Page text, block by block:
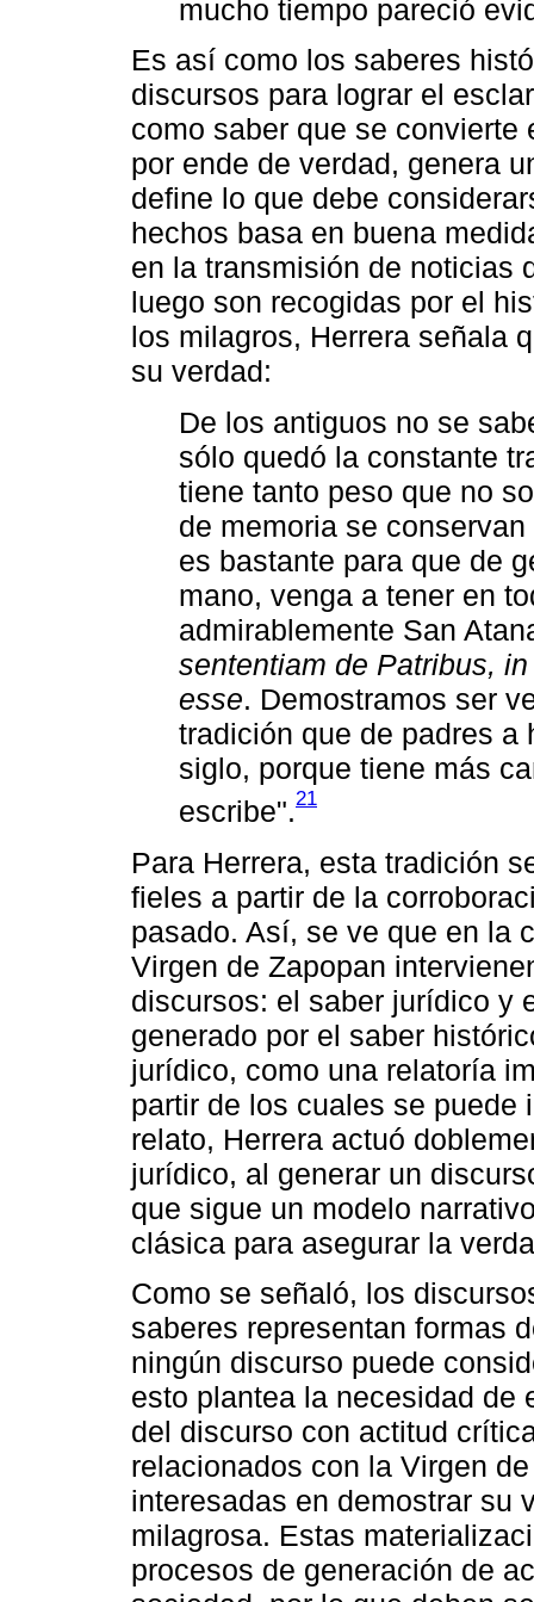
mucho tiempo pareció
Es así como los saberes
discursos para lograr el
como saber que se
por ende de verdad, genera
define lo que debe
hechos basa en buena
en la transmisión de noticias
luego son recogidas por el
los milagros, Herrera señala
su verdad:
De los antiguos no se
sólo quedó la constante
tiene tanto peso que no
de memoria se
es bastante para que de
mano, venga a tener en
admirablemente San
sententiam de Patribus,
esse. Demostramos ser
tradición que de padres a
siglo, porque tiene más
escribe".21
Para Herrera, esta tradición
fieles a partir de la
pasado. Así, se ve que en la
Virgen de Zapopan
discursos: el saber jurídico y
generado por el saber
jurídico, como una relatoría
partir de los cuales se puede
relato, Herrera actuó
jurídico, al generar un
que sigue un modelo
clásica para asegurar la
Como se señaló, los
saberes representan formas
ningún discurso puede
esto plantea la necesidad de
del discurso con actitud
relacionados con la Virgen
interesadas en demostrar su
milagrosa. Estas
procesos de generación de